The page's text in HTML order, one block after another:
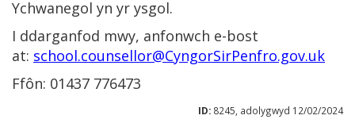
Ychwanegol yn yr ysgol.
I ddarganfod mwy, anfonwch e-bost
at: school.counsellor@CyngorSirPenfro.gov.uk
Ffôn: 01437 776473
ID: 8245, adolygwyd 12/02/2024